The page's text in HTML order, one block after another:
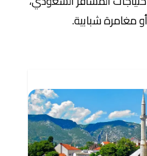
مغامرة شبابية.